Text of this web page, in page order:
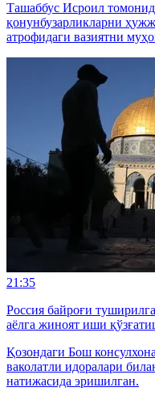
Ташаббус Исроил
қонунбузарликларни
атрофидаги вазиятни
21:35
Россия байроғи
аёлга жиноят иши
Қозондаги Бош
ваколатли идоралари
натижасида эришилган.